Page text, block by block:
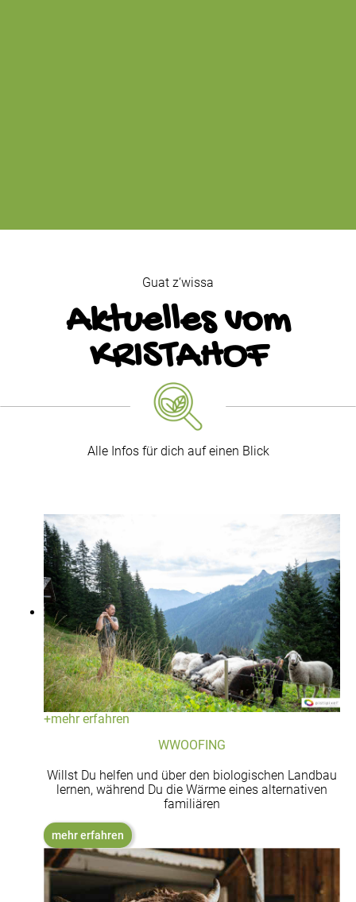
Guat z‘wissa
Aktuelles vom
KRISTAHOF
Alle Infos für dich auf einen Blick
+mehr erfahren
WWOOFING
Willst Du helfen und über den biologischen Landbau
lernen, während Du die Wärme eines alternativen
familiären
mehr erfahren